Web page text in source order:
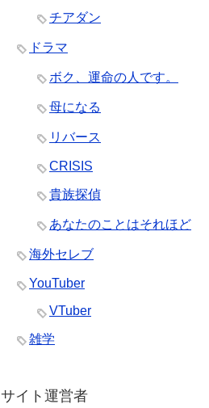
チアダン
ドラマ
ボク、運命の人です。
母になる
リバース
CRISIS
貴族探偵
あなたのことはそれほど
海外セレブ
YouTuber
VTuber
雑学
サイト運営者